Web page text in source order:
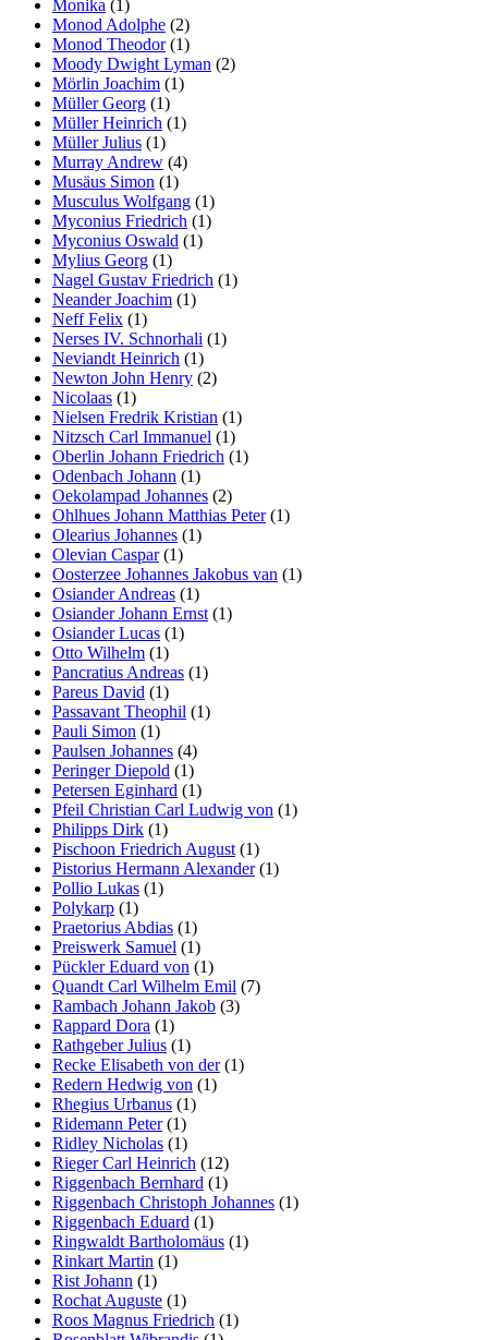
Monika (1)
Monod Adolphe (2)
Monod Theodor(1)
Moody Dwight Lyman (2)
Mörlin Joachim (1)
Müller Georg (1)
Müller Heinrich (1)
Müller Julius (1)
Murray Andrew (4)
Musäus Simon (1)
Musculus Wolfgang (1)
Myconius Friedrich (1)
Myconius Oswald (1)
Mylius Georg (1)
Nagel Gustav Friedrich (1)
Neander Joachim (1)
Neff Felix (1)
Nerses IV. Schnorhali (1)
Neviandt Heinrich (1)
Newton John Henry (2)
Nicolaas (1)
Nielsen Fredrik Kristian (1)
Nitzsch Carl Immanuel (1)
Oberlin Johann Friedrich (1)
Odenbach Johann (1)
Oekolampad Johannes (2)
Ohlhues Johann Matthias Peter(1)
Olearius Johannes (1)
Olevian Caspar(1)
Oosterzee Johannes Jakobus van (1)
Osiander Andreas (1)
Osiander Johann Ernst (1)
Osiander Lucas (1)
Otto Wilhelm (1)
Pancratius Andreas (1)
Pareus David (1)
Passavant Theophil (1)
Pauli Simon (1)
Paulsen Johannes (4)
Peringer Diepold (1)
Petersen Eginhard (1)
Pfeil Christian Carl Ludwig von (1)
Philipps Dirk (1)
Pischoon Friedrich August (1)
Pistorius Hermann Alexander(1)
Pollio Lukas (1)
Polykarp (1)
Praetorius Abdias (1)
Preiswerk Samuel (1)
Pückler Eduard von (1)
Quandt Carl Wilhelm Emil (7)
Rambach Johann Jakob (3)
Rappard Dora (1)
Rathgeber Julius (1)
Recke Elisabeth von der(1)
Redern Hedwig von (1)
Rhegius Urbanus (1)
Ridemann Peter(1)
Ridley Nicholas (1)
Rieger Carl Heinrich (12)
Riggenbach Bernhard (1)
Riggenbach Christoph Johannes (1)
Riggenbach Eduard (1)
Ringwaldt Bartholomäus (1)
Rinkart Martin (1)
Rist Johann (1)
Rochat Auguste (1)
Roos Magnus Friedrich (1)